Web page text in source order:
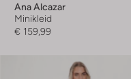
Ana Alcazar
Minikleid
€ 159,99